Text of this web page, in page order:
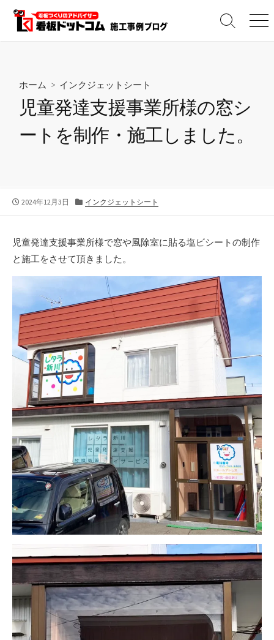
テ
検
メ
ホーム > インクジェットシート
児童発達支援事業所様の窓シ
ートを制作・施工しました。
公
2024年12月3日
カ
リ
ー
インクジェットシート
児童発達支援事業所様で窓や風除室に貼る塩ビシートの制作
と施工をさせて頂きました。